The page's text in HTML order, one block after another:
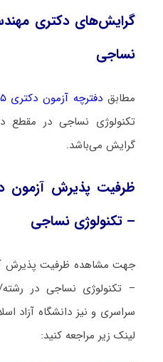
گرایش‌های دکتری
نساجی
مطابق دفترچه آزمون دکتری ۱۴۰۵
تکنولوژی نساجی در مقطع
گرایش می‌باشد.
ظرفیت پذیرش آزمون
– تکنولوژی نساجی
جهت مشاهده ظرفیت پذیرش
– تکنولوژی نساجی در
لینک زیر مراجعه کنید: